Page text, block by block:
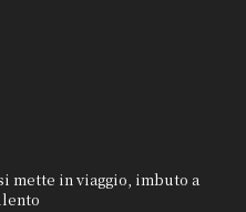
mette in viaggio, imbuto a